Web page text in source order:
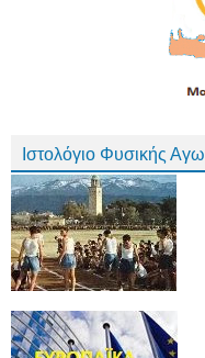
Ιστολόγιο Φυσικής